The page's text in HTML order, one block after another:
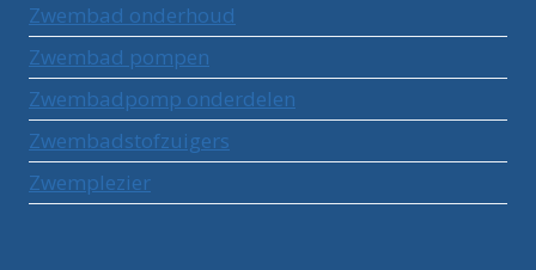
Zwembad onderhoud
Zwembad pompen
Zwembadpomp onderdelen
Zwembadstofzuigers
Zwemplezier